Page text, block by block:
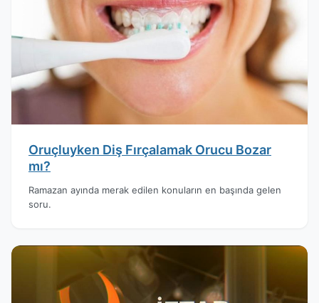
Oruçluyken Diş Fırçalamak Orucu Bozar
mı?
Ramazan ayında merak edilen konuların en başında gelen
soru.